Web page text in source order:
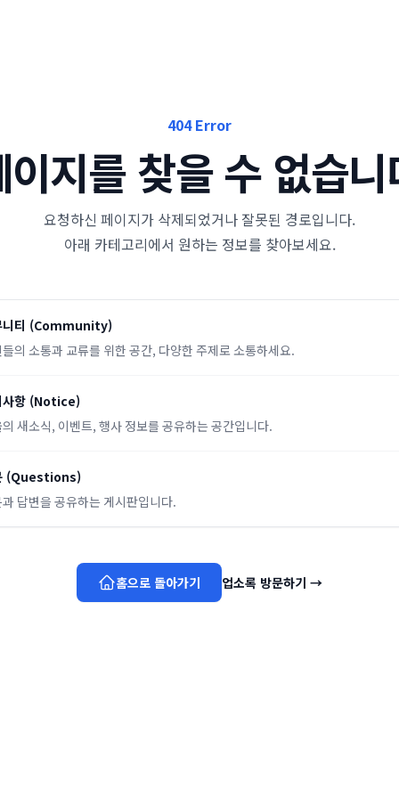
404 Error
이지를 찾을 수 없습
요청하신 페이지가 삭제되었거나 잘못된 경로입니다.
아래 카테고리에서 원하는 정보를 찾아보세요.
티 (Community)
의 소통과 교류를 위한 공간, 다양한 주제로 소통하세요.
항 (Notice)
의 새소식, 이벤트, 행사 정보를 공유하는 공간입니다.
(Questions)
답변을 공유하는 게시판입니다.
홈으로 돌아가기 업소록 방문하기 →